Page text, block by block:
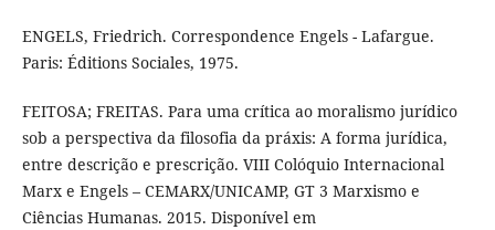
ENGELS, Friedrich. Correspondence Engels - Lafargue.
Paris: Éditions Sociales, 1975.
FEITOSA; FREITAS. Para uma crítica ao moralismo jurídico
sob a perspectiva da filosofia da práxis: A forma jurídica,
entre descrição e prescrição. VIII Colóquio Internacional
Marx e Engels – CEMARX/UNICAMP, GT 3 Marxismo e
Ciências Humanas. 2015. Disponível em